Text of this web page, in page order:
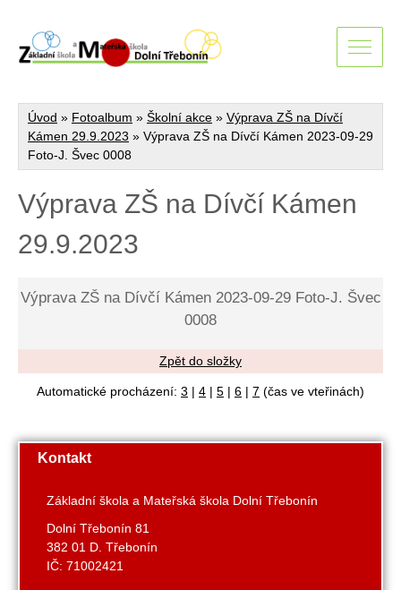
Úvod » Fotoalbum » Školní akce » Výprava ZŠ na Dívčí
Kámen 29.9.2023 » Výprava ZŠ na Dívčí Kámen 2023-09-29
Foto-J. Švec 0008
Výprava ZŠ na Dívčí Kámen
29.9.2023
Výprava ZŠ na Dívčí Kámen 2023-09-29 Foto-J. Švec
0008
Zpět do složky
Automatické procházení: 3 | 4 | 5 | 6 | 7 (čas ve vteřinách)
Kontakt
Základní škola a Mateřská škola Dolní Třebonín
Dolní Třebonín 81
382 01 D. Třebonín
IČ: 71002421